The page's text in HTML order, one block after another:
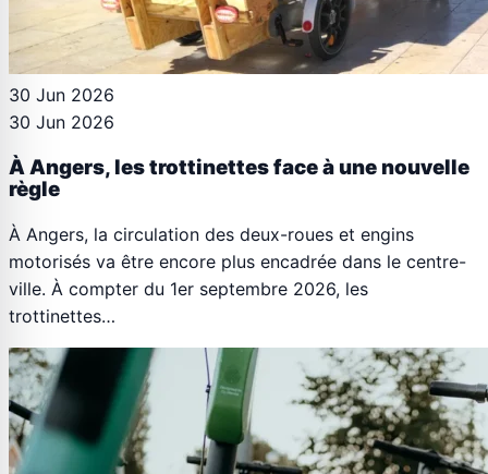
30 Jun 2026
30 Jun 2026
À Angers, les trottinettes face à une nouvelle
règle
À Angers, la circulation des deux-roues et engins
motorisés va être encore plus encadrée dans le centre-
ville. À compter du 1er septembre 2026, les
trottinettes…